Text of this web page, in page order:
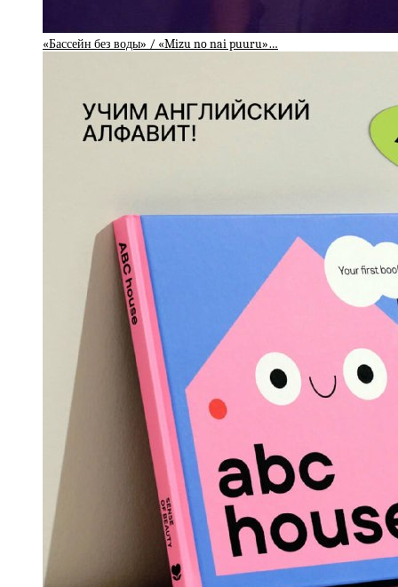
«Бассейн без воды» / «Mizu no nai puuru»…